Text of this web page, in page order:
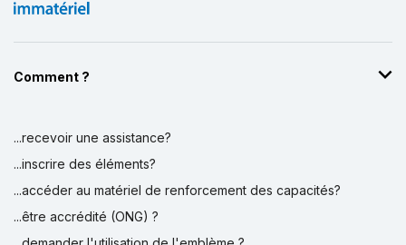
Comment ?
...recevoir une assistance?
...inscrire des éléments?
...accéder au matériel de renforcement des capacités?
...être accrédité (ONG) ?